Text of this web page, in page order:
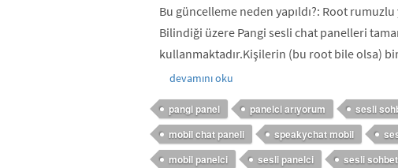
Bu güncelleme neden yapıldı?: Root
Bilindiği üzere Pangi sesli chat panelleri
kullanmaktadır.Kişilerin (bu root bile olsa)
devamını oku
pangi panel panelci arıyorum sesli
mobil chat paneli
speakychat mobil
mobil panelci
sesli panelci sesli